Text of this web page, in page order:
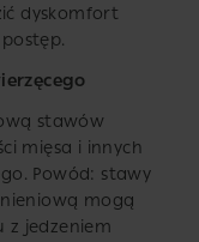
dyskomfort
stawów
mięsa i innych
Powód: stawy
mogą
z jedzeniem